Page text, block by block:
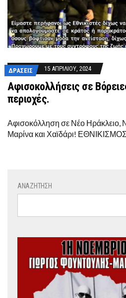
ΔΡΆΣΕΙΣ 15 ΑΠΡΙΛΊΟΥ, 2024
Αφισοκολλήσεις σε
περιοχές.
Αφισοκόλληση σε Νέο Ηράκλειο,
Μαρίνα και Χαϊδάρι!
ΑΝΑΖΉΤΗΣΗ